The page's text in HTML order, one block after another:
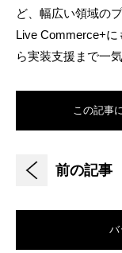
ど、幅広い領域の
Live Commerce+
ら実装支援まで一
この記事
前の記事
バ